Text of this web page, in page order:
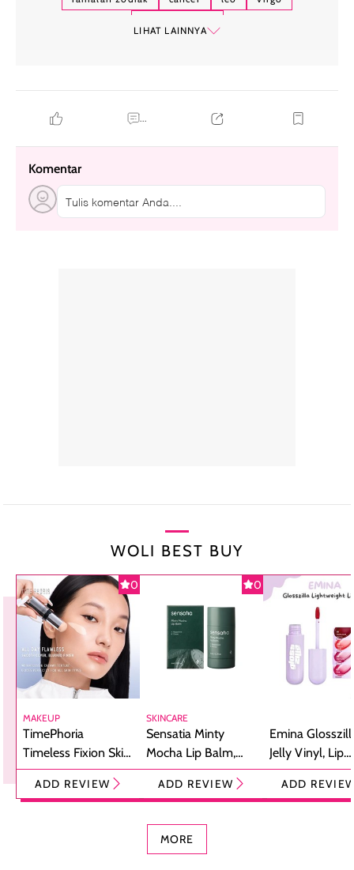
LIHAT LAINNYA
...
Komentar
Tulis komentar Anda....
WOLI BEST BUY
0
MAKEUP
TimePhoria
Timeless Fixion Skin
Tint Stick,
Foundation dan
ADD REVIEW
0
SKINCARE
Sensatia Minty
Mocha Lip Balm,
Pelembap Bibir
dengan Aroma
ADD REVIEW
Emina
Jelly Vinyl, Lip
Cream Glossy
Ringan
ADD
MORE